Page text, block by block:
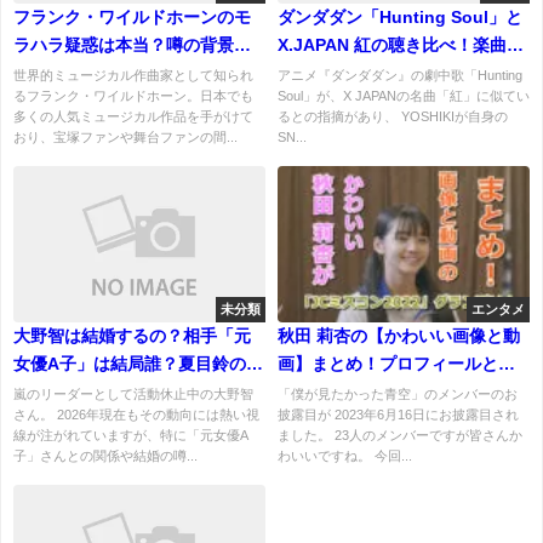
フランク・ワイルドホーンのモ
ラハラ疑惑は本当？噂の背景を
調査
世界的ミュージカル作曲家として知られ
るフランク・ワイルドホーン。日本でも
多くの人気ミュージカル作品を手がけて
おり、宝塚ファンや舞台ファンの間...
ダンダダン「Hunting Soul」と
X.JAPAN 紅の聴き比べ！楽曲騒
動を謝罪！
アニメ『ダンダダン』の劇中歌「Hunting
Soul」が、X JAPANの名曲「紅」に似てい
るとの指摘があり、 YOSHIKIが自身の
SN...
未分類
大野智は結婚するの？相手「元
女優A子」は結局誰？夏目鈴の
Wiki経歴・旦那・子供のデマを
完全整理！
嵐のリーダーとして活動休止中の大野智
さん。 2026年現在もその動向には熱い視
線が注がれていますが、特に「元女優A
子」さんとの関係や結婚の噂...
エンタメ
秋田 莉杏の【かわいい画像と動
画】まとめ！プロフィールと特
技も！「JCミスコン2022」グラ
ンプリに輝いていた。
「僕が見たかった青空」のメンバーのお
披露目が 2023年6月16日にお披露目され
ました。 23人のメンバーですが皆さんか
わいいですね。 今回...